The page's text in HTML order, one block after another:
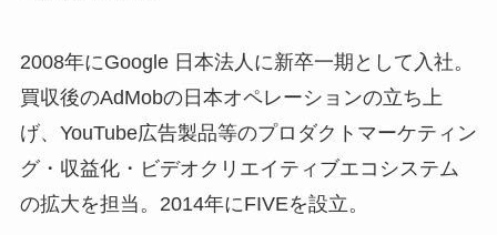
2008年にGoogle 日本法人に新卒一期として入社。
買収後のAdMobの日本オペレーションの立ち上
げ、YouTube広告製品等のプロダクトマーケティン
グ・収益化・ビデオクリエイティブエコシステム
の拡大を担当。2014年にFIVEを設立。